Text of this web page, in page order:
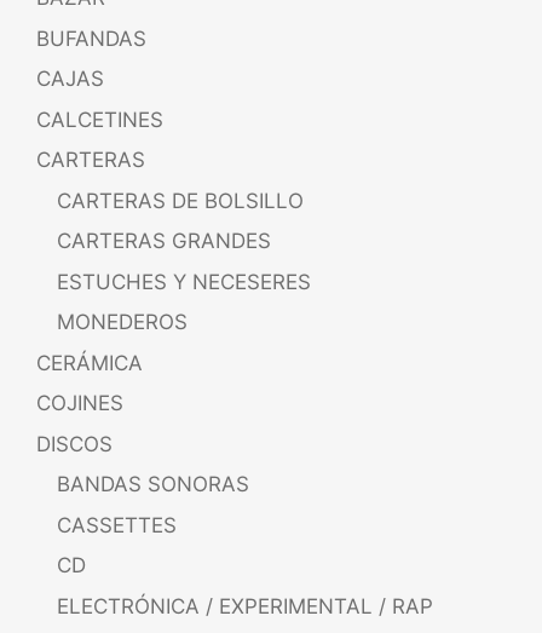
BUFANDAS
CAJAS
CALCETINES
CARTERAS
CARTERAS DE BOLSILLO
CARTERAS GRANDES
ESTUCHES Y NECESERES
MONEDEROS
CERÁMICA
COJINES
DISCOS
BANDAS SONORAS
CASSETTES
CD
ELECTRÓNICA / EXPERIMENTAL / RAP